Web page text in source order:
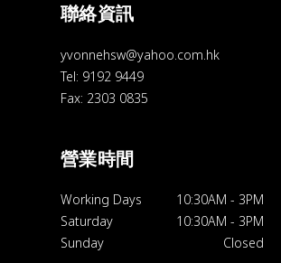
聯絡資訊
yvonnehsw@yahoo.com.hk
Tel: 9192 9449
Fax: 2303 0835
營業時間
Working Days 10:30AM - 3PM
Saturday
10:30AM - 3PM
Sunday
Closed